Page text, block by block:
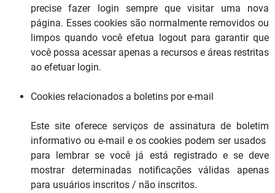
precise fazer login sempre que visitar uma nova
página. Esses cookies são normalmente removidos ou
limpos quando você efetua logout para garantir que
você possa acessar apenas a recursos e áreas restritas
ao efetuar login.
Cookies relacionados a boletins por e-mail
Este site oferece serviços de assinatura de boletim
informativo ou e-mail e os cookies podem ser usados ​​
para lembrar se você já está registrado e se deve
mostrar determinadas notificações válidas apenas
para usuários inscritos / não inscritos.